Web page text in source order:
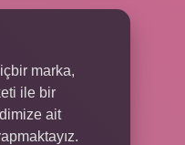
marka,
ile bir
ait